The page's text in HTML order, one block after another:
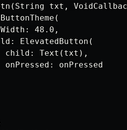
txt,
48.0,
ElevatedButton(
child: Text(txt),
onPressed: onPressed